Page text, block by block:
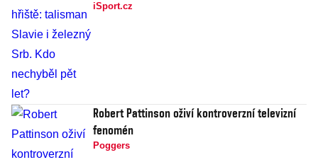
iSport.cz
Robert Pattinson oživí kontroverzní televizní
fenomén
Poggers